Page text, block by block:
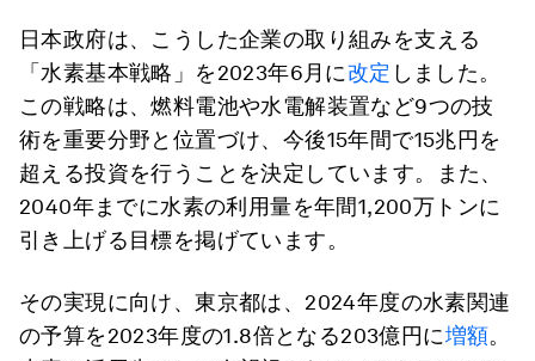
日本政府は、こうした企業の取り組みを支える
「水素基本戦略」を2023年6月に改定 しました。
この戦略は、燃料電池や水電解装置など9つの技
術を重要分野と位置づけ、今後15年間で15兆円を
超える投資を行うことを決定しています。また、
2040年までに水素の利用量を年間1,200万トンに
引き上げる目標を掲げています。
その実現に向け、東京都は、2024年度の水素関連
の予算を2023年度の1.8倍となる203億円に増額。